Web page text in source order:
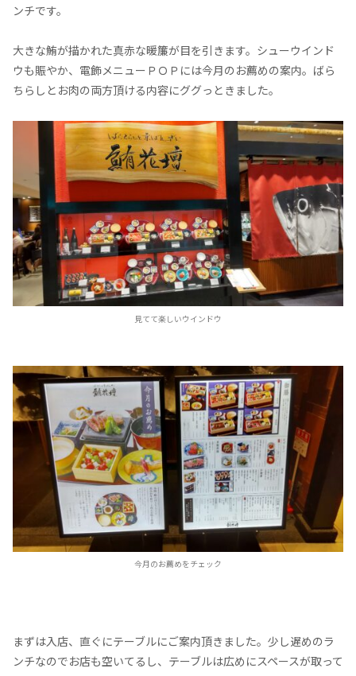
ンチです。
大きな鮪が描かれた真赤な暖簾が目を引きます。シューウインド
ウも賑やか、電飾メニューＰＯＰには今月のお薦めの案内。ばら
ちらしとお肉の両方頂ける内容にググっときました。
見てて楽しいウインドウ
今月のお薦めをチェック
まずは入店、直ぐにテーブルにご案内頂きました。少し遅めのラ
ンチなのでお店も空いてるし、テーブルは広めにスペースが取って